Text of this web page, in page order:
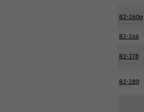
B2-260a
B2-266
B2-278
B2-280